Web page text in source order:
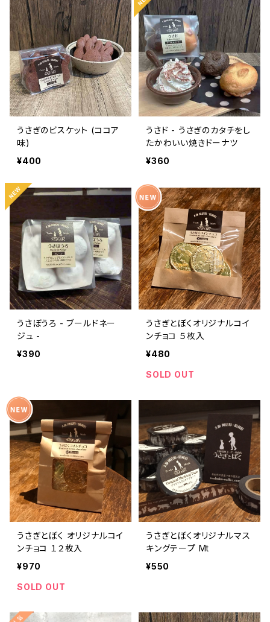
うさぎのビスケット (ココア
味)
¥400
うさド - うさぎのカタチをし
たかわいい焼きドーナツ
¥360
うさぼうろ - ブールドネー
ジュ -
¥390
うさぎとぼくオリジナルコイ
ンチョコ ５枚入
¥480
SOLD OUT
うさぎとぼく オリジナルコイ
ンチョコ １２枚入
¥970
SOLD OUT
うさぎとぼくオリジナルマス
キングテープ Mt
¥550